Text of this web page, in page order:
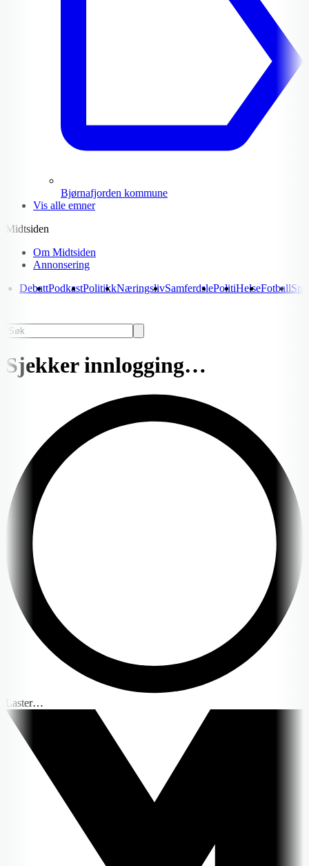
Bjørnafjorden kommune
Vis alle emner
Midtsiden
Om Midtsiden
Annonsering
DebattPodkastPolitikkNæringslivSamferdslePolitiHelseFotball
Sjekker innlogging…
Laster…